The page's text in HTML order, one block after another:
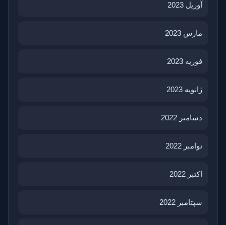
آوریل 2023
مارس 2023
فوریه 2023
ژانویه 2023
دسامبر 2022
نوامبر 2022
اکتبر 2022
سپتامبر 2022